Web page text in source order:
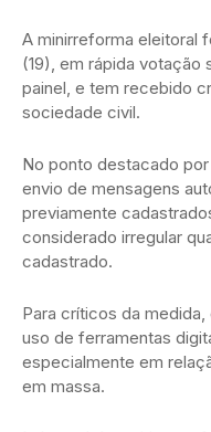
A minirreforma eleitoral
(19), em rápida votação
painel, e tem recebido
sociedade civil.
No ponto destacado
envio de mensagens
previamente
considerado irregular
cadastrado.
Para críticos da
uso de ferramentas
especialmente em
em massa.